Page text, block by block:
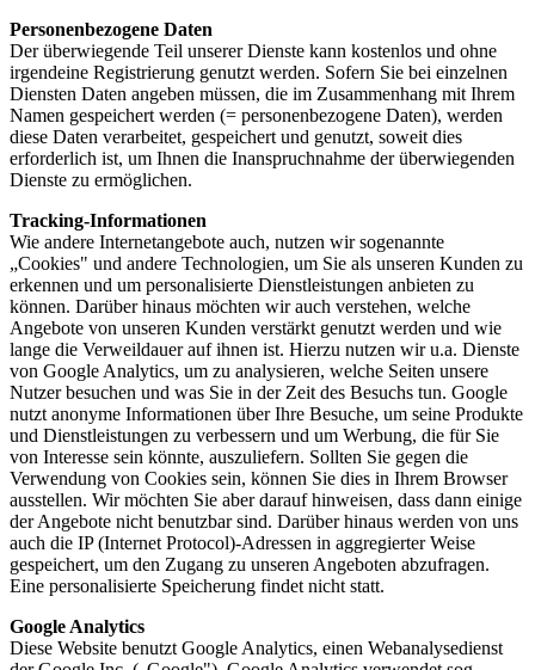
Personenbezogene Daten
Der überwiegende Teil unserer Dienste kann kostenlos und ohne
irgendeine Registrierung genutzt werden. Sofern Sie bei einzelnen
Diensten Daten angeben müssen, die im Zusammenhang mit Ihrem
Namen gespeichert werden (= personenbezogene Daten), werden
diese Daten verarbeitet, gespeichert und genutzt, soweit dies
erforderlich ist, um Ihnen die Inanspruchnahme der überwiegenden
Dienste zu ermöglichen.
Tracking-Informationen
Wie andere Internetangebote auch, nutzen wir sogenannte
„Cookies" und andere Technologien, um Sie als unseren Kunden zu
erkennen und um personalisierte Dienstleistungen anbieten zu
können. Darüber hinaus möchten wir auch verstehen, welche
Angebote von unseren Kunden verstärkt genutzt werden und wie
lange die Verweildauer auf ihnen ist. Hierzu nutzen wir u.a. Dienste
von Google Analytics, um zu analysieren, welche Seiten unsere
Nutzer besuchen und was Sie in der Zeit des Besuchs tun. Google
nutzt anonyme Informationen über Ihre Besuche, um seine Produkte
und Dienstleistungen zu verbessern und um Werbung, die für Sie
von Interesse sein könnte, auszuliefern. Sollten Sie gegen die
Verwendung von Cookies sein, können Sie dies in Ihrem Browser
ausstellen. Wir möchten Sie aber darauf hinweisen, dass dann einige
der Angebote nicht benutzbar sind. Darüber hinaus werden von uns
auch die IP (Internet Protocol)-Adressen in aggregierter Weise
gespeichert, um den Zugang zu unseren Angeboten abzufragen.
Eine personalisierte Speicherung findet nicht statt.
Google Analytics
Diese Website benutzt Google Analytics, einen Webanalysedienst